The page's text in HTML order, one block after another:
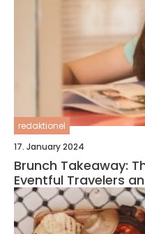
redaktionel
17. January 2024
Brunch Takeaway:
Eventful Travelers